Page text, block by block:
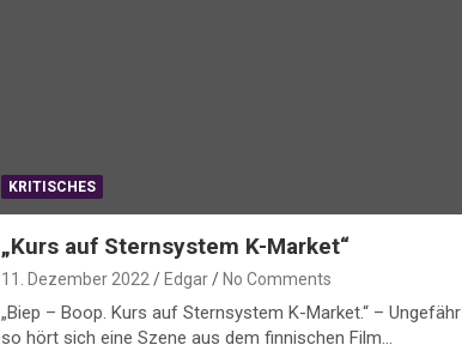
KRITISCHES
„Kurs auf Sternsystem K-Market“
11. Dezember 2022 Edgar No Comments
„Biep – Boop. Kurs auf Sternsystem K-Market.“ – Ungefähr
so hört sich eine Szene aus dem finnischen Film…